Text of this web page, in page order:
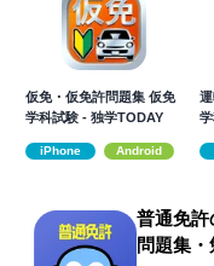
仮免・仮免許問題集 仮免
学科試験 - 独学TODAY
iPhone Android
普通免許
問題集・